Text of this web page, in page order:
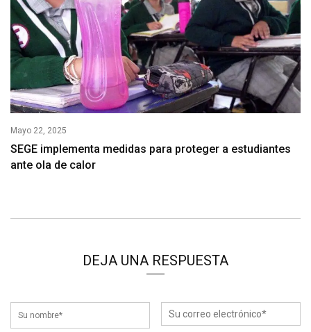
Mayo 22, 2025
SEGE implementa medidas para proteger a estudiantes
ante ola de calor
DEJA UNA RESPUESTA